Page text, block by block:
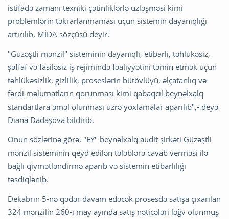
istifadə zamanı texniki çətinliklərlə üzləşməsi kimi
problemlərin təkrarlanmaması üçün sistemin dayanıqlığı
artırılıb, MİDA sözçüsü deyir.
"Güzəştli mənzil" sisteminin dayanıqlı, etibarlı, təhlükəsiz,
şəffaf və fasiləsiz iş rejimində fəaliyyətini təmin etmək üçün
təhlükəsizlik, gizlilik, proseslərin bütövlüyü, əlçatanlıq və
fərdi məlumatların qorunması kimi qabaqcıl beynəlxalq
standartlara əməl olunması üzrə yoxlamalar aparılıb",- deyə
Diana Dadaşova bildirib.
Onun sözlərinə görə, "EY" beynəlxalq audit şirkəti Güzəştli
mənzil sisteminin qeyd edilən tələblərə cavab verməsi ilə
bağlı qiymətləndirmə aparıb və sistemin etibarlılığı
təsdiqlənib.
Dekabrın 5-nə qədər davam edəcək prosesdə satışa çıxarılan
324 mənzilin 260-ı may ayında satış nəticələri ləğv olunmuş